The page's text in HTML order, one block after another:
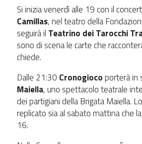
Si inizia venerdì alle 19 con il
Camillas, nel teatro della
seguirà il Teatrino dei Tarocchi
sono di scena le carte che
chiede.
Dalle 21:30 Cronogiocoporterà in
Maiella, uno spettacolo teatrale
dei partigiani della Brigata Maiella.
replicato sia al sabato mattina che
16.